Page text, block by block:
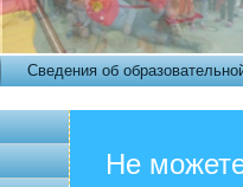
Сведения об
Не